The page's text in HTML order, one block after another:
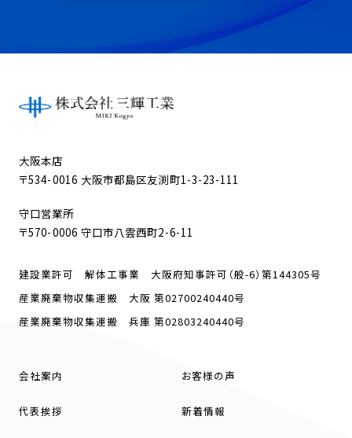
大阪本店
〒534-0016 大阪市都島区友渕町1-3-23-111
守口営業所
〒570-0006 守口市八雲西町2-6-11
建設業許可 解体工事業 大阪府知事許可（般-6）第144305号
産業廃棄物収集運搬 大阪 第02700240440号
産業廃棄物収集運搬 兵庫 第02803240440号
会社案内
代表挨拶
お客様の声
新着情報